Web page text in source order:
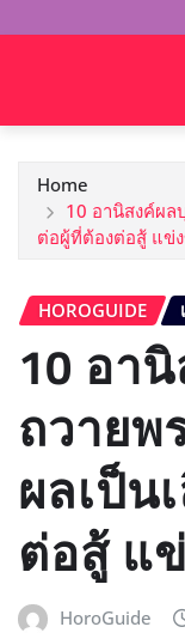
Home
10 อานิสงค์ผล
ต่อผู้ที่ต้องต่อสู้ แข่
HOROGUIDE
10 อา
ถวาย
ผลเป็น
ต่อสู้ แ
HoroGuide